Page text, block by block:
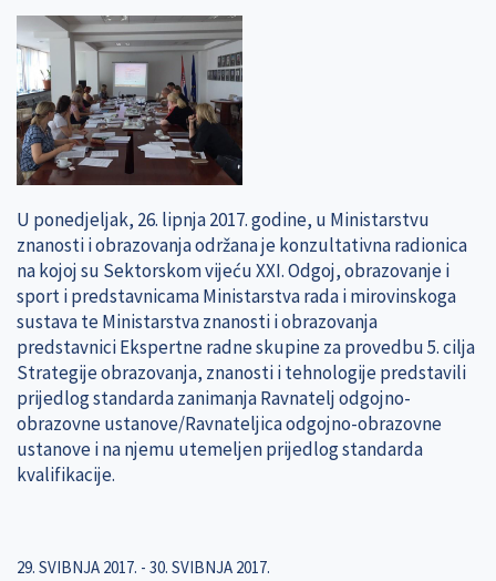
U ponedjeljak, 26. lipnja 2017. godine, u Ministarstvu
znanosti i obrazovanja održana je konzultativna radionica
na kojoj su Sektorskom vijeću XXI. Odgoj, obrazovanje i
sport i predstavnicama Ministarstva rada i mirovinskoga
sustava te Ministarstva znanosti i obrazovanja
predstavnici Ekspertne radne skupine za provedbu 5. cilja
Strategije obrazovanja, znanosti i tehnologije predstavili
prijedlog standarda zanimanja Ravnatelj odgojno-
obrazovne ustanove/Ravnateljica odgojno-obrazovne
ustanove i na njemu utemeljen prijedlog standarda
kvalifikacije.
29. SVIBNJA 2017. - 30. SVIBNJA 2017.